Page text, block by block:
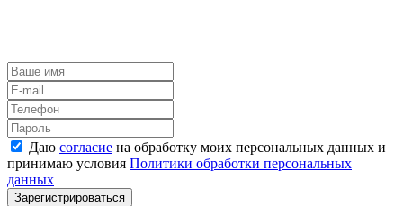
Даю согласие на обработку моих персональных данных и
принимаю условия Политики обработки персональных
данных
Зарегистрироваться